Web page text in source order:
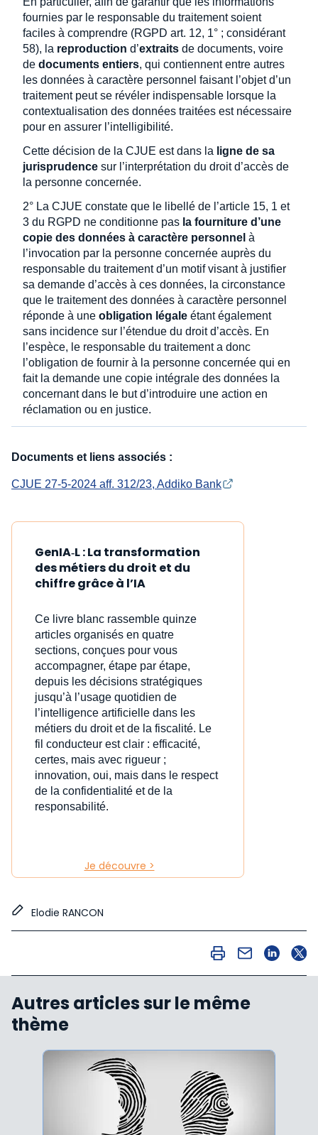
fournies par le responsable du traitement soient
faciles à comprendre (RGPD art. 12, 1° ; considérant
58), la reproduction d’extraits de documents, voire
de documents entiers, qui contiennent entre autres
les données à caractère personnel faisant l’objet d’un
traitement peut se révéler indispensable lorsque la
contextualisation des données traitées est nécessaire
pour en assurer l’intelligibilité.
Cette décision de la CJUE est dans la ligne de sa
jurisprudence sur l’interprétation du droit d’accès de
la personne concernée.
2° La CJUE constate que le libellé de l’article 15, 1 et
3 du RGPD ne conditionne pas la fourniture d’une
copie des données à caractère personnel à
l’invocation par la personne concernée auprès du
responsable du traitement d’un motif visant à justifier
sa demande d’accès à ces données, la circonstance
que le traitement des données à caractère personnel
réponde à une obligation légale étant également
sans incidence sur l’étendue du droit d’accès. En
l’espèce, le responsable du traitement a donc
l’obligation de fournir à la personne concernée qui en
fait la demande une copie intégrale des données la
concernant dans le but d’introduire une action en
réclamation ou en justice.
Documents et liens associés :
CJUE 27-5-2024 aff. 312/23, Addiko Bank
GenIA‑L : La transformation
des métiers du droit et du
chiffre grâce à l’IA
Ce livre blanc rassemble quinze
articles organisés en quatre
sections, conçues pour vous
accompagner, étape par étape,
depuis les décisions stratégiques
jusqu’à l’usage quotidien de
l’intelligence artificielle dans les
métiers du droit et de la fiscalité. Le
fil conducteur est clair : efficacité,
certes, mais avec rigueur ;
innovation, oui, mais dans le respect
de la confidentialité et de la
responsabilité.
Je découvre >
Elodie RANCON
Autres articles sur le même
thème